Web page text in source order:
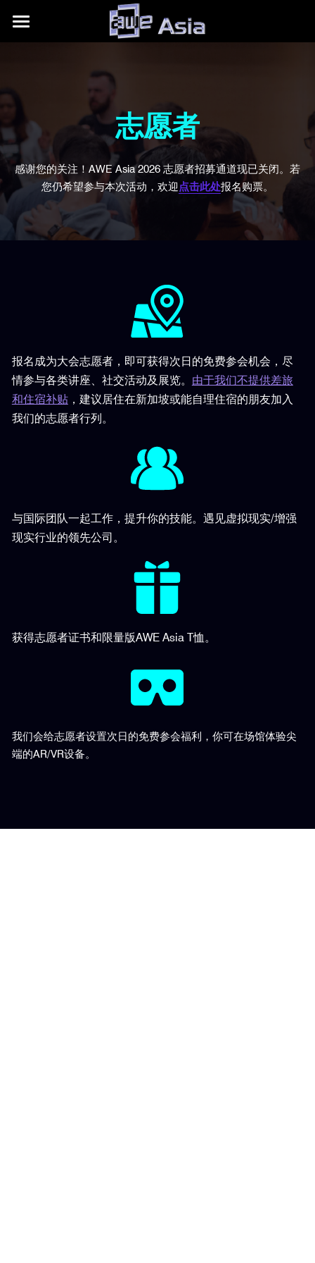
大会详情
购票权益
内容模块
目的地推荐
展区平面图
赞助商/参展商
Auggie Awards
AWE Asia 2026
AWE Asia 2024
AWE Asia 2023
AWE Asia 2022
关于我们
关于AWE
AWE全球活动
AWE USA
资讯站
+86.186.1058.3540
contact@aweasia.com
志愿者
感谢您的关注！AWE Asia 2026 志愿者招募通道现已关闭。若
您仍希望参与本次活动，欢迎点击此处报名购票。
报名成为大会志愿者，即可获得次日的免费参会机会，尽
情参与各类讲座、社交活动及展览。 由于我们不提供差旅
和住宿补贴， 建议居住在新加坡或能自理住宿的朋友加入
我们的志愿者行列。
与国际团队一起工作，提升你的技能。遇见虚拟现实/增强
现实行业的领先公司。
获得志愿者证书和限量版AWE Asia T恤。
我们会给志愿者设置次日的免费参会福利，你可在场馆体验尖
端的AR/VR设备。